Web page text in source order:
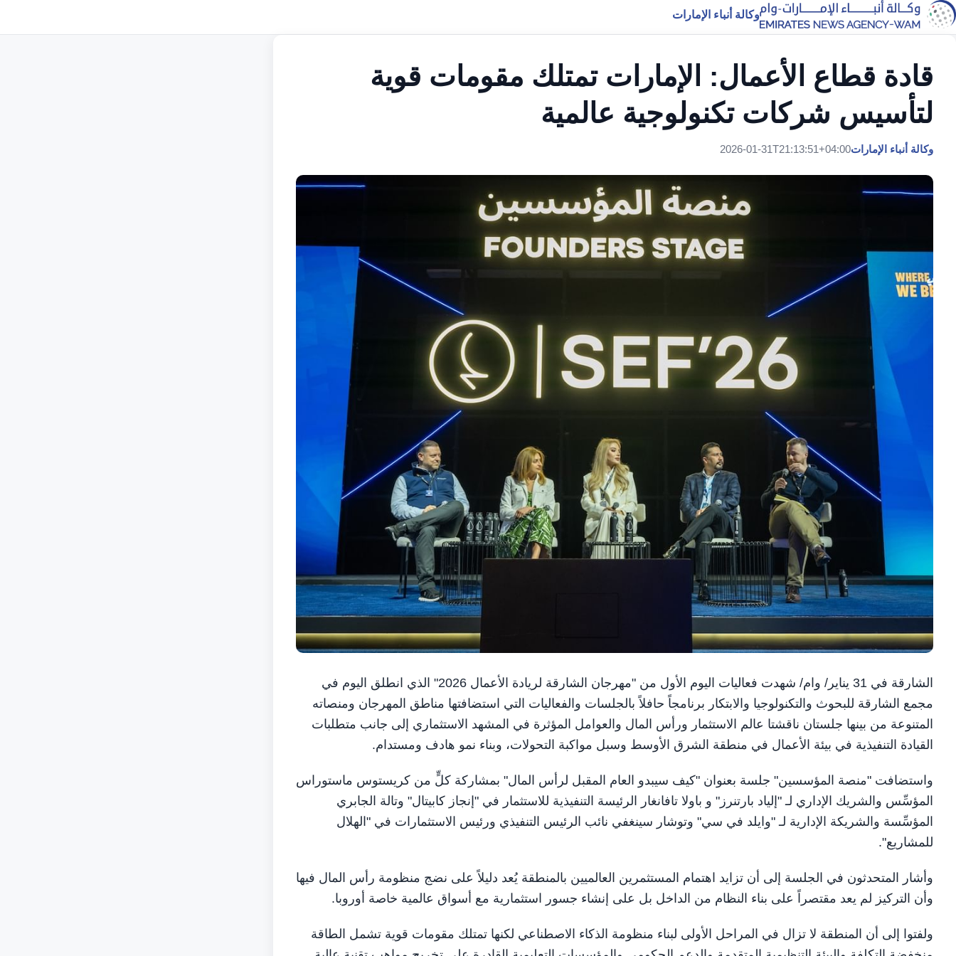
وكالة أنباء الإمارات
قادة قطاع الأعمال: الإمارات تمتلك مقومات قوية
لتأسيس شركات تكنولوجية عالمية
وكالة أنباء الإمارات2026-01-31T21:13:51+04:00
الشارقة في 31 يناير/ وام/ شهدت فعاليات اليوم الأول من "مهرجان الشارقة لريادة الأعمال 2026" الذي انطلق اليوم في
مجمع الشارقة للبحوث والتكنولوجيا والابتكار برنامجاً حافلاً بالجلسات والفعاليات التي استضافتها مناطق المهرجان ومنصاته
المتنوعة من بينها جلستان ناقشتا عالم الاستثمار ورأس المال والعوامل المؤثرة في المشهد الاستثماري إلى جانب متطلبات
القيادة التنفيذية في بيئة الأعمال في منطقة الشرق الأوسط وسبل مواكبة التحولات، وبناء نمو هادف ومستدام.
واستضافت "منصة المؤسسين" جلسة بعنوان "كيف سيبدو العام المقبل لرأس المال" بمشاركة كلٍّ من كريستوس ماستوراس
المؤسِّس والشريك الإداري لـ "إلياد بارتنرز" و باولا تافانغار الرئيسة التنفيذية للاستثمار في "إنجاز كابيتال" وتالة الجابري
المؤسِّسة والشريكة الإدارية لـ "وايلد في سي" وتوشار سينغفي نائب الرئيس التنفيذي ورئيس الاستثمارات في "الهلال
للمشاريع".
وأشار المتحدثون في الجلسة إلى أن تزايد اهتمام المستثمرين العالميين بالمنطقة يُعد دليلاً على نضج منظومة رأس المال فيها
وأن التركيز لم يعد مقتصراً على بناء النظام من الداخل بل على إنشاء جسور استثمارية مع أسواق عالمية خاصة أوروبا.
ولفتوا إلى أن المنطقة لا تزال في المراحل الأولى لبناء منظومة الذكاء الاصطناعي لكنها تمتلك مقومات قوية تشمل الطاقة